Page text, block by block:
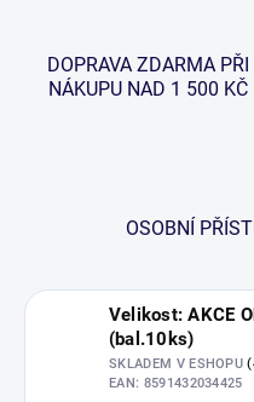
DOPRAVA ZDARMA PŘI
NÁKUPU NAD 1 500 KČ
OSOBNÍ
Velikost: AKCE
(bal.10ks)
SKLADEM V ESHOPU
EAN: 8591432034425